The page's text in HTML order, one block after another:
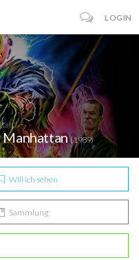
LOGIN
Manhattan(1989)
Will ich sehen
Sammlung